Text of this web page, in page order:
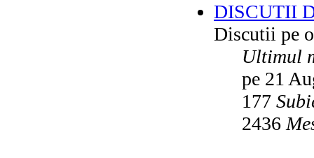
DISCUTII
Discutii pe
Ultimul
pe 21
177
2436